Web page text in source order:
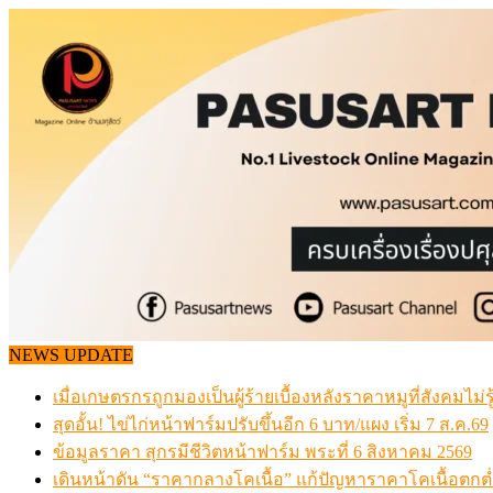
content
NEWS UPDATE
เมื่อเกษตรกรถูกมองเป็นผู้ร้ายเบื้องหลังราคาหมูที่สังคมไม่
สุดอั้น! ไข่ไก่หน้าฟาร์มปรับขึ้นอีก 6 บาท/แผง เริ่ม 7 ส.ค.69
ข้อมูลราคา สุกรมีชีวิตหน้าฟาร์ม พระที่ 6 สิงหาคม 2569
เดินหน้าดัน “ราคากลางโคเนื้อ” แก้ปัญหาราคาโคเนื้อตก